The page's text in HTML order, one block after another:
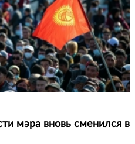
мэра вновь сменился в